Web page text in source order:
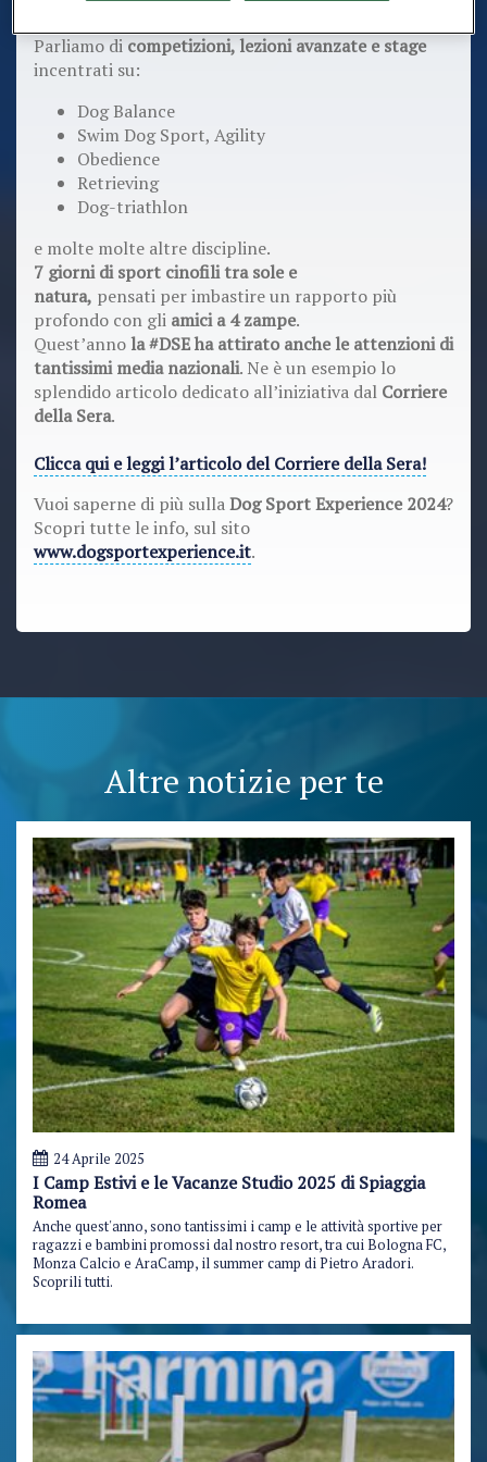
Parliamo di competizioni, lezioni avanzate e stage
incentrati su:
Dog Balance
Swim Dog Sport, Agility
Obedience
Retrieving
Dog-triathlon
​e molte molte altre discipline.
7 giorni di sport cinofili tra sole e
natura, pensati per imbastire un rapporto più
profondo con gli amici a 4 zampe.
Quest’annola #DSE ha attirato anche le attenzioni di
tantissimi media nazionali. Ne è un esempio lo
splendido articolo dedicato all’iniziativa dal Corriere
della Sera.
Clicca qui e leggi l’articolo del Corriere della Sera!
Vuoi saperne di più sullaDog Sport Experience 2024?
Scopri tutte le info, sul sito
www.dogsportexperience.it.
Altre notizie per te
24 Aprile 2025
I Camp Estivi e le Vacanze Studio 2025 di Spiaggia
Romea
Anche quest'anno, sono tantissimi i camp e le attività sportive per
ragazzi e bambini promossi dal nostro resort, tra cui Bologna FC,
Monza Calcio e AraCamp, il summer camp di Pietro Aradori.
Scoprili tutti.